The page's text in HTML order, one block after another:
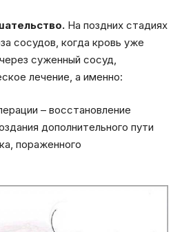
На поздних стадиях
сосудов, когда кровь уже
суженный сосуд,
лечение, а именно:
– восстановление
дополнительного пути
пораженного